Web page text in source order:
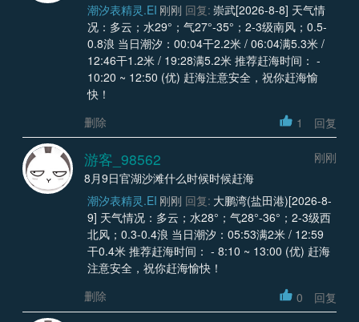
潮汐表精灵.EI 刚刚 回复: 崇武[2026-8-8] 天气情
况：多云；水29°；气27°-35°；2-3级南风；0.5-
0.8浪 当日潮汐：00:04干2.2米 / 06:04满5.3米 /
12:46干1.2米 / 19:28满5.2米 推荐赶海时间： -
10:20 ~ 12:50 (优) 赶海注意安全，祝你赶海愉
快！
删除
1 回复
游客_98562
刚刚
8月9日官湖沙滩什么时候时候赶海
潮汐表精灵.EI 刚刚 回复: 大鹏湾(盐田港)[2026-8-
9] 天气情况：多云；水28°；气28°-36°；2-3级西
北风；0.3-0.4浪 当日潮汐：05:53满2米 / 12:59
干0.4米 推荐赶海时间： - 8:10 ~ 13:00 (优) 赶海
注意安全，祝你赶海愉快！
删除
0 回复